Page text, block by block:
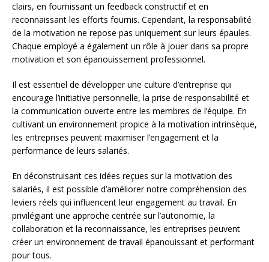
clairs, en fournissant un feedback constructif et en
reconnaissant les efforts fournis. Cependant, la responsabilité
de la motivation ne repose pas uniquement sur leurs épaules.
Chaque employé a également un rôle à jouer dans sa propre
motivation et son épanouissement professionnel.
Il est essentiel de développer une culture d’entreprise qui
encourage l’initiative personnelle, la prise de responsabilité et
la communication ouverte entre les membres de l’équipe. En
cultivant un environnement propice à la motivation intrinsèque,
les entreprises peuvent maximiser l’engagement et la
performance de leurs salariés.
En déconstruisant ces idées reçues sur la motivation des
salariés, il est possible d’améliorer notre compréhension des
leviers réels qui influencent leur engagement au travail. En
privilégiant une approche centrée sur l’autonomie, la
collaboration et la reconnaissance, les entreprises peuvent
créer un environnement de travail épanouissant et performant
pour tous.